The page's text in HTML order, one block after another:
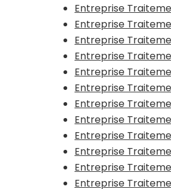
Entreprise
Entreprise
Entreprise
Entreprise
Entreprise
Entreprise
Entreprise
Entreprise
Entreprise
Entreprise
Entreprise
Entreprise